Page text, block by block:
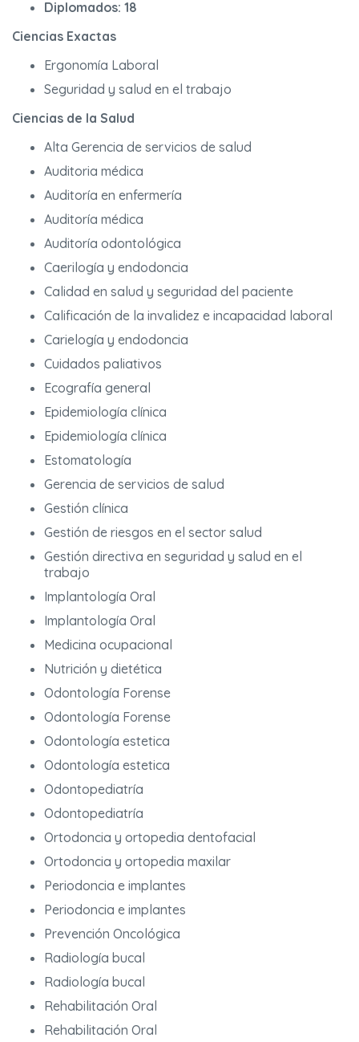
Diplomados: 18
Ciencias Exactas
Ergonomía Laboral
Seguridad y salud en el trabajo
Ciencias de la Salud
Alta Gerencia de servicios de salud
Auditoria médica
Auditoría en enfermería
Auditoría médica
Auditoría odontológica
Caerilogía y endodoncia
Calidad en salud y seguridad del paciente
Calificación de la invalidez e incapacidad laboral
Carielogía y endodoncia
Cuidados paliativos
Ecografía general
Epidemiología clínica
Epidemiología clínica
Estomatología
Gerencia de servicios de salud
Gestión clínica
Gestión de riesgos en el sector salud
Gestión directiva en seguridad y salud en el
trabajo
Implantología Oral
Implantología Oral
Medicina ocupacional
Nutrición y dietética
Odontología Forense
Odontología Forense
Odontología estetica
Odontología estetica
Odontopediatría
Odontopediatría
Ortodoncia y ortopedia dentofacial
Ortodoncia y ortopedia maxilar
Periodoncia e implantes
Periodoncia e implantes
Prevención Oncológica
Radiología bucal
Radiología bucal
Rehabilitación Oral
Rehabilitación Oral